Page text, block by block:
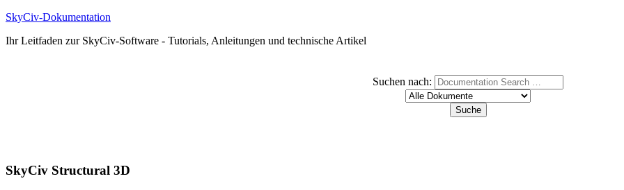
SkyCiv-Dokumentation
Ihr Leitfaden zur SkyCiv-Software - Tutorials, Anleitungen und technische Artikel
Suchen nach:
SkyCiv Structural 3D